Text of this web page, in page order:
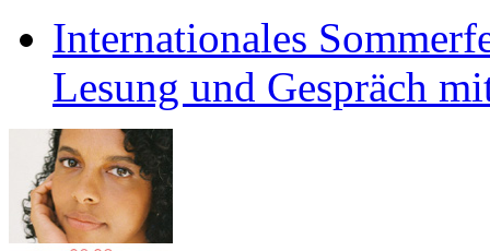
Internationales
Lesung und Gespräch